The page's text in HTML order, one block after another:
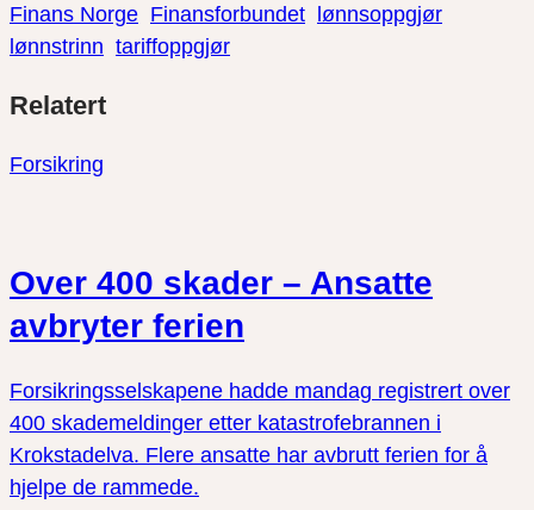
Finans Norge Finansforbundet lønnsoppgjør
lønnstrinn tariffoppgjør
link
på
på
Relatert
Forsikring
Over 400 skader – Ansatte
avbryter ferien
Forsikringsselskapene hadde mandag registrert over
400 skademeldinger etter katastrofebrannen i
Krokstadelva. Flere ansatte har avbrutt ferien for å
hjelpe de rammede.